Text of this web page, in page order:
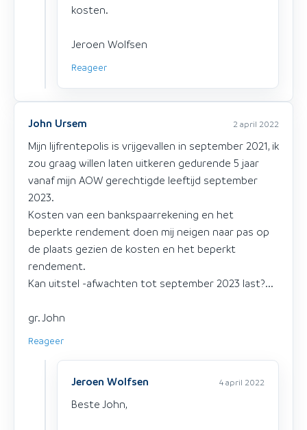
kosten.
Jeroen Wolfsen
Reageer
John Ursem 2 april 2022
Mijn lijfrentepolis is vrijgevallen in september 2021, ik
zou graag willen laten uitkeren gedurende 5 jaar
vanaf mijn AOW gerechtigde leeftijd september
2023.
Kosten van een bankspaarrekening en het
beperkte rendement doen mij neigen naar pas op
de plaats gezien de kosten en het beperkt
rendement.
Kan uitstel -afwachten tot september 2023 last?...
gr. John
Reageer
Jeroen Wolfsen 4 april 2022
Beste John,